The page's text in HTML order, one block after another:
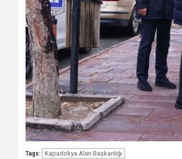
Tags: Kapadokya Alan Başkanlığı